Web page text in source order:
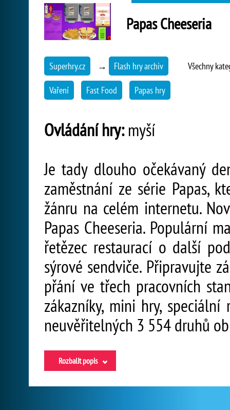
Papas Cheeseria
Superhry.cz → Flash hry archiv Všechny
Vaření Fast Food Papas hry
Ovládání hry:myší
Je tady dlouho očekávaný
zaměstnání ze série Papas,
žánru na celém internetu.
Papas Cheeseria. Populární
řetězec restaurací o další
sýrové sendviče. Připravujte
přání ve třech pracovních
zákazníky, mini hry,
neuvěřitelných 3 554 druhů
Rozbalit popis